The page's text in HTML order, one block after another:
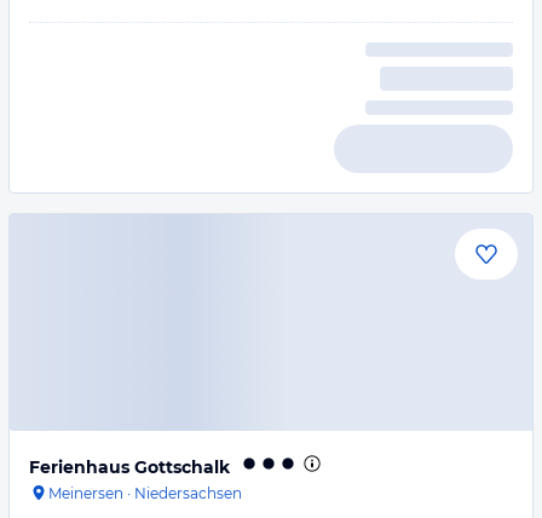
Ferienhaus Gottschalk
Meinersen · Niedersachsen